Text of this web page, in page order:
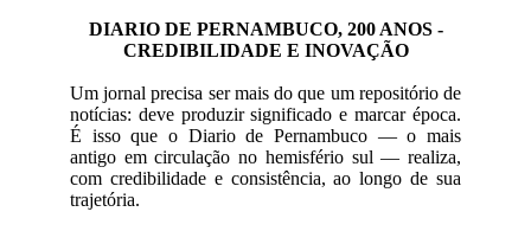
DIARIO DE PERNAMBUCO, 200 ANOS -
CREDIBILIDADE E INOVAÇÃO
Um jornal precisa ser mais do que um repositório de
notícias: deve produzir significado e marcar época.
É isso que o Diario de Pernambuco — o mais
antigo em circulação no hemisfério sul — realiza,
com credibilidade e consistência, ao longo de sua
trajetória.